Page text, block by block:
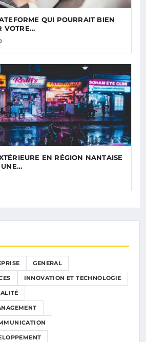
QUI POURRAIT BIEN
VOTRE…
EN RÉGION NANTAISE
UNE…
GENERAL
INNOVATION ET TECHNOLOGIE